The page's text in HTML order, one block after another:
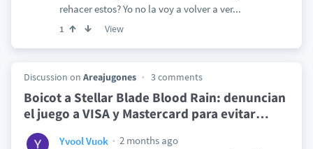
rehacer estos? Yo no la voy a volver a ver...
1 View
Discussion on Areajugones 3 comments
Boicot a Stellar Blade Blood Rain: denuncian
el juego a VISA y Mastercard para evitar…
Yvool Vuok
2 months ago